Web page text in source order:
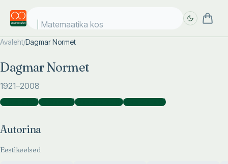
Matemaatika kosmo
Avaleht/Dagmar Normet
Dagmar Normet
1921–2008
Autorina )Tõlkijana )Kaasautorina )Koostajana )
Autorina
Eestikeelsed